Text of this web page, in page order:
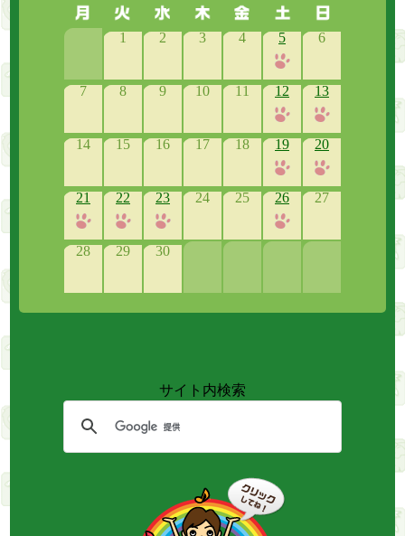
1 2 3 4 5 6
7 8 9 10 11 12 13
14 15 16 17 18 19 20
21 22 23 24 25 26 27
28 29 30
サイト内検索